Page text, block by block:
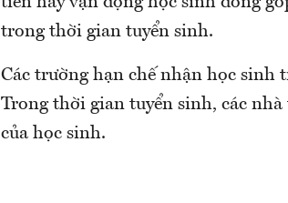
trong thời gian tuyển sinh.
Các trường hạn chế nhận học sinh
Trong thời gian tuyển sinh, các
của học sinh.